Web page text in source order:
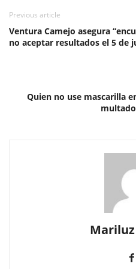
Previous article
Ventura Camejo asegura
no aceptar resultados el 5 de
Quien no use mascarilla